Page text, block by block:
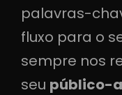
palavras-
fluxo para o
sempre nos
seu público-